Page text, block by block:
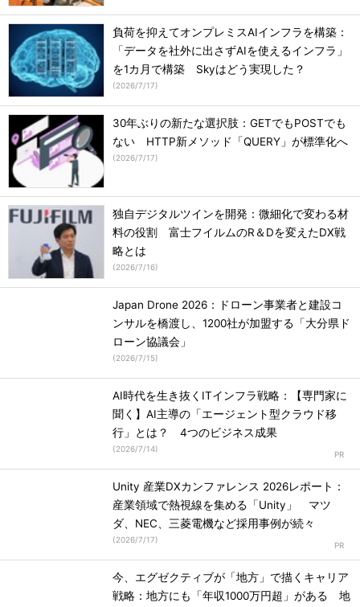
負荷を抑えてオンプレミスAIインフラを構築：
「データを社外に出さずAIを使えるインフラ」
を1カ月で構築 Skyはどう実現した？
(2026/7/17)
30年ぶりの新たな選択肢：GETでもPOSTでも
ない HTTP新メソッド「QUERY」が標準化へ
(2026/7/17)
独自デジタルツインを開発：微細化で変わる材
料の役割 富士フイルムのR＆Dを変えたDX戦
略とは
(2026/7/16)
Japan Drone 2026：ドローン事業者と建設コ
ンサルを橋渡し、1200社が加盟する「大分県ド
ローン協議会」
(2026/7/15)
AI時代を生き抜くITインフラ戦略：【専門家に
聞く】AI主導の「エージェント型クラウド移
行」とは？ 4つのビジネス成果
(2026/7/14)
Unity 産業DXカンファレンス 2026レポート：
産業領域で熱視線を集める「Unity」 マツ
ダ、NEC、三菱電機など採用事例が続々
(2026/7/17)
今、エグゼクティブが「地方」で描くキャリア
戦略：地方にも「年収1000万円超」がある 地